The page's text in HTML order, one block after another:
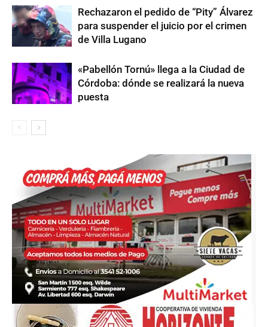
Rechazaron el pedido de “Pity” Álvarez
para suspender el juicio por el crimen
de Villa Lugano
«Pabellón Tornú» llega a la Ciudad de
Córdoba: dónde se realizará la nueva
puesta